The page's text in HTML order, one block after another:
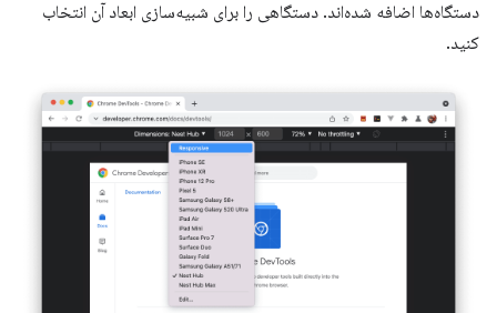
دستگاه‌ها اضافه شده‌اند. دستگاهی را برای شبیه‌سازی ابعاد آن انتخاب
کنید.